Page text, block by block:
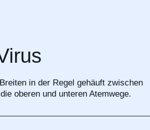
in der Regel gehäuft zwischen
oberen und unteren Atemwege.